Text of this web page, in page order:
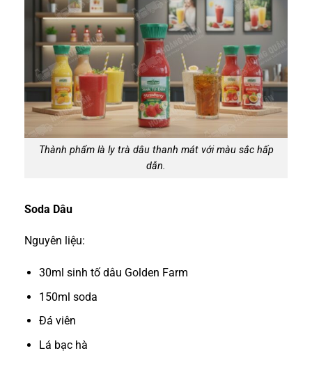
Thành phẩm là ly trà dâu thanh mát với màu sắc hấp
dẫn.
Soda Dâu
Nguyên liệu:
30ml sinh tố dâu Golden Farm
150ml soda
Đá viên
Lá bạc hà